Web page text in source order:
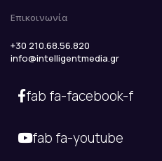
Επικοινωνία
+30 210.68.56.820
info@intelligentmedia.gr
fab fa-facebook-f
fab fa-youtube